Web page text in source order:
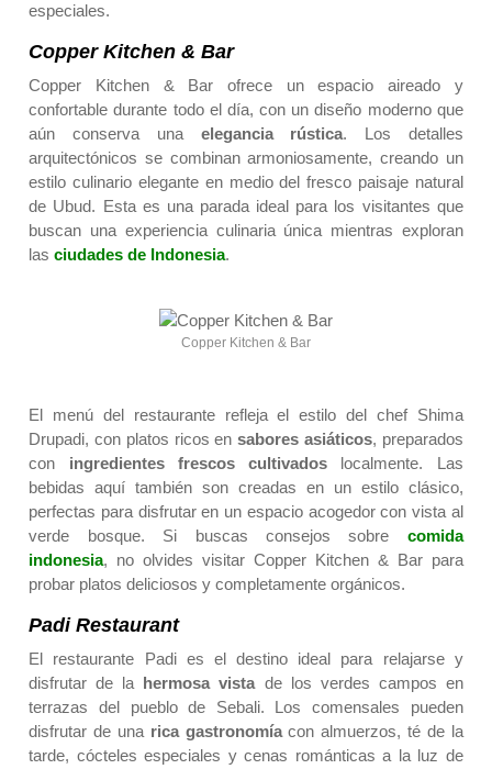
especiales.
Copper Kitchen & Bar
Copper Kitchen & Bar ofrece un espacio aireado y
confortable durante todo el día, con un diseño moderno que
aún conserva una elegancia rústica. Los detalles
arquitectónicos se combinan armoniosamente, creando un
estilo culinario elegante en medio del fresco paisaje natural
de Ubud. Esta es una parada ideal para los visitantes que
buscan una experiencia culinaria única mientras exploran
lasciudades de Indonesia.
Copper Kitchen & Bar
El menú del restaurante refleja el estilo del chef Shima
Drupadi, con platos ricos ensabores asiáticos, preparados
con ingredientes frescos cultivados localmente. Las
bebidas aquí también son creadas en un estilo clásico,
perfectas para disfrutar en un espacio acogedor con vista al
verde bosque. Si buscas consejos sobre comida
indonesia, no olvides visitar Copper Kitchen & Bar para
probar platos deliciosos y completamente orgánicos.
Padi Restaurant
El restaurante Padi es el destino ideal para relajarse y
disfrutar de la hermosa vista de los verdes campos en
terrazas del pueblo de Sebali. Los comensales pueden
disfrutar de una rica gastronomíacon almuerzos, té de la
tarde, cócteles especiales y cenas románticas a la luz de